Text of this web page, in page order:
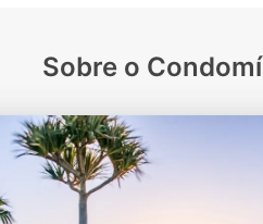
Sobre o